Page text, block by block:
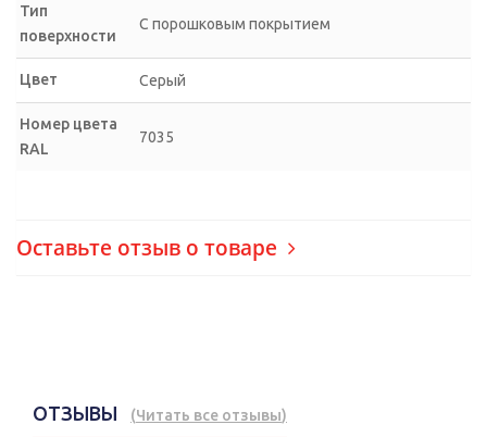
Тип
поверхности
С порошковым покрытием
Цвет Серый
Номер цвета
RAL
7035
Оставьте отзыв о товаре
ОТЗЫВЫ (Читать все отзывы)